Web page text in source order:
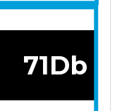
71Db